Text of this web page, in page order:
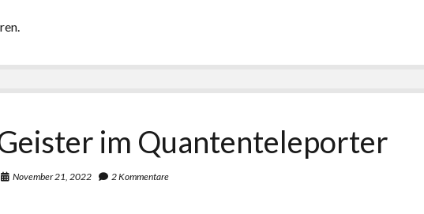
im Quantenteleporter
November 21, 2022 2 Kommentare